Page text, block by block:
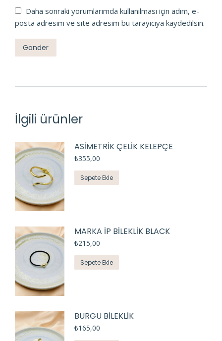
Daha sonraki yorumlarımda kullanılması için adım, e-
posta adresim ve site adresim bu tarayıcıya kaydedilsin.
İlgili ürünler
ASİMETRİK ÇELİK KELEPÇE
₺355,00
Sepete Ekle
MARKA İP BİLEKLİK BLACK
₺215,00
Sepete Ekle
BURGU BİLEKLİK
₺165,00